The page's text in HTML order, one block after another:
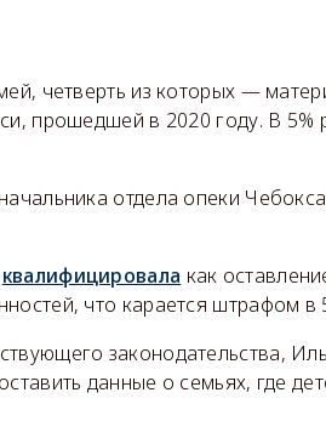
четверть из которых —
прошедшей в 2020 году. В 5%
отдела опеки
квалифицировала как
что карается штрафом в
законодательства,
данные о семьях, где